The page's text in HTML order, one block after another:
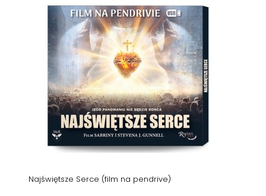
Najświętsze Serce (film na pendrive)